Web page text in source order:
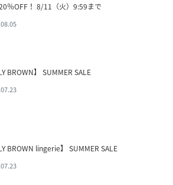
％OFF！ 8/11（火）9:59まで
BROWN】 SUMMER SALE
BROWN lingerie】 SUMMER SALE